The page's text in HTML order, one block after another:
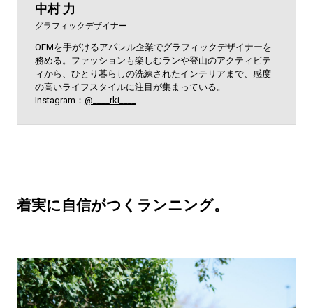
中村 力
グラフィックデザイナー
OEMを手がけるアパレル企業でグラフィックデザイナーを
務める。ファッションも楽しむランや登山のアクティビテ
ィから、ひとり暮らしの洗練されたインテリアまで、感度
の高いライフスタイルに注目が集まっている。
Instagram： @____rki____
着実に自信がつくランニング。